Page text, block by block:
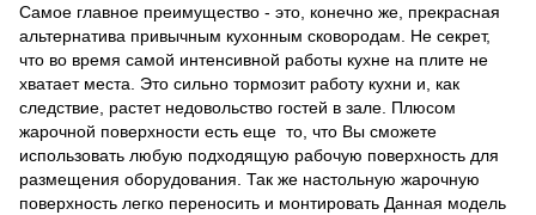
Самое главное преимущество - это, конечно же, прекрасная
альтернатива привычным кухонным сковородам. Не секрет,
что во время самой интенсивной работы кухне на плите не
хватает места. Это сильно тормозит работу кухни и, как
следствие, растет недовольство гостей в зале. Плюсом
жарочной поверхности есть еще то, что Вы сможете
использовать любую подходящую рабочую поверхность для
размещения оборудования. Так же настольную жарочную
поверхность легко переносить и монтировать Данная модель